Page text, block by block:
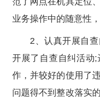
业务操作中的随意性
2、认真开展自
开展了自查自纠活动
作，并较好的使用了
问题得不到整改落实